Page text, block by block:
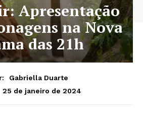
Apresentação
na Nova
das 21h
Gabriella Duarte
25 de janeiro de 2024